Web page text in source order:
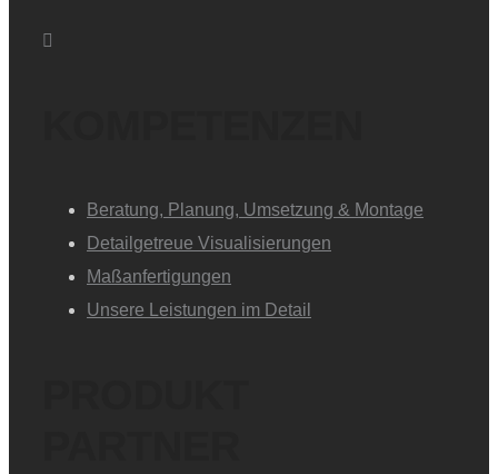
Beratung, Planung, Umsetzung & Montage
Detailgetreue Visualisierungen
Maßanfertigungen
Unsere Leistungen im Detail